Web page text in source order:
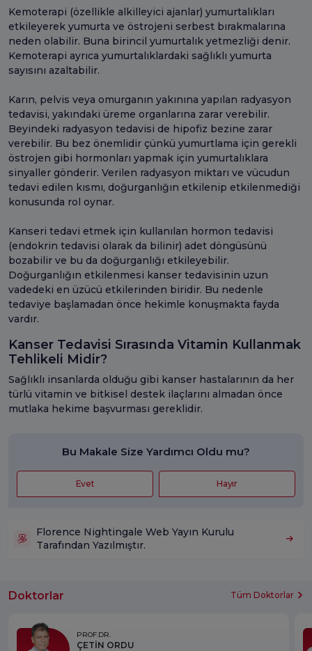
Kemoterapi (özellikle alkilleyici ajanlar) yumurtalıkları
etkileyerek yumurta ve östrojeni serbest bırakmalarına
neden olabilir. Buna birincil yumurtalık yetmezliği denir.
Kemoterapi ayrıca yumurtalıklardaki sağlıklı yumurta
sayısını azaltabilir.
Karın, pelvis veya omurganın yakınına yapılan radyasyon
tedavisi, yakındaki üreme organlarına zarar verebilir.
Beyindeki radyasyon tedavisi de hipofiz bezine zarar
verebilir. Bu bez önemlidir çünkü yumurtlama için gerekli
östrojen gibi hormonları yapmak için yumurtalıklara
sinyaller gönderir. Verilen radyasyon miktarı ve vücudun
tedavi edilen kısmı, doğurganlığın etkilenip etkilenmediği
konusunda rol oynar.
Kanseri tedavi etmek için kullanılan hormon tedavisi
(endokrin tedavisi olarak da bilinir) adet döngüsünü
bozabilir ve bu da doğurganlığı etkileyebilir.
Doğurganlığın etkilenmesi kanser tedavisinin uzun
vadedeki en üzücü etkilerinden biridir. Bu nedenle
tedaviye başlamadan önce hekimle konuşmakta fayda
vardır.
Kanser Tedavisi Sırasında Vitamin Kullanmak
Tehlikeli Midir?
Sağlıklı insanlarda olduğu gibi kanser hastalarının da her
türlü vitamin ve bitkisel destek ilaçlarını almadan önce
mutlaka hekime başvurması gereklidir.
Bu Makale Size Yardımcı Oldu mu?
Evet Hayır
Florence Nightingale Web Yayın Kurulu
Tarafından Yazılmıştır.
Doktorlar Tüm Doktorlar
PROF.DR.
ÇETİN ORDU